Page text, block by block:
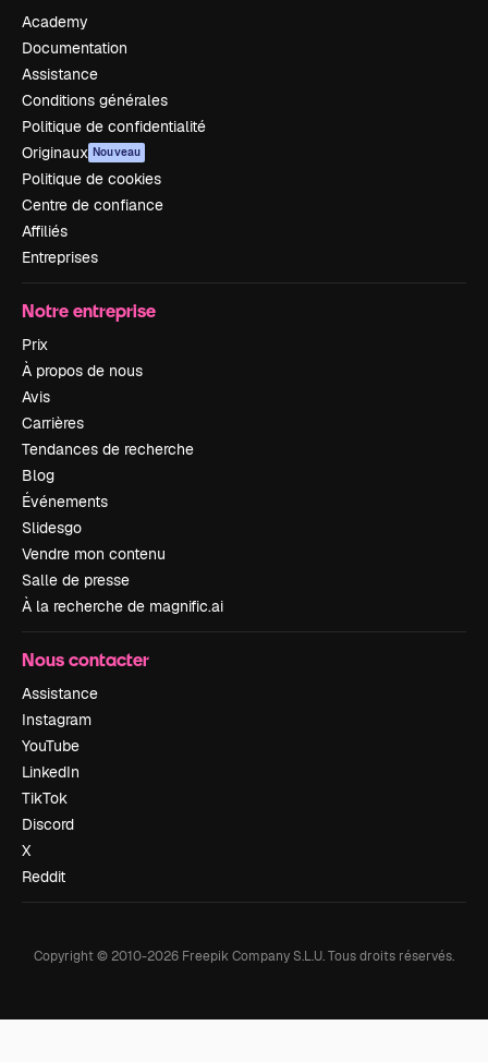
Academy
Documentation
Assistance
Conditions générales
Politique de confidentialité
Originaux Nouveau
Politique de cookies
Centre de confiance
Affiliés
Entreprises
Notre entreprise
Prix
À propos de nous
Avis
Carrières
Tendances de recherche
Blog
Événements
Slidesgo
Vendre mon contenu
Salle de presse
À la recherche de magnific.ai
Nous contacter
Assistance
Instagram
YouTube
LinkedIn
TikTok
Discord
X
Reddit
Copyright © 2010-2026 Freepik Company S.L.U.Tous droits réservés.